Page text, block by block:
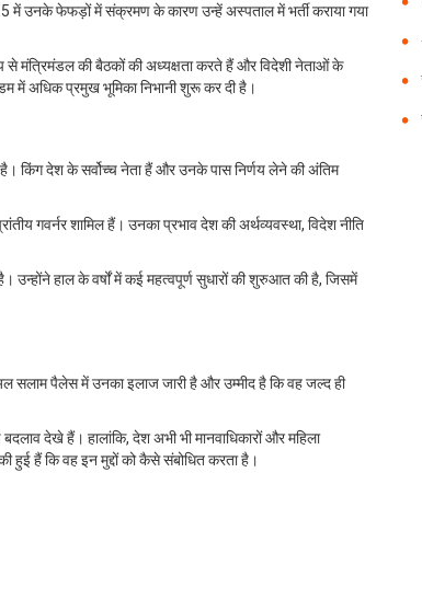
में उनके फेफड़ों में संक्रमण के कारण उन्हें अस्पताल में भर्ती कराया गया
से मंत्रिमंडल की बैठकों की अध्यक्षता करते हैं और विदेशी नेताओं के
में अधिक प्रमुख भूमिका निभानी शुरू कर दी है।
किंग देश के सर्वोच्च नेता हैं और उनके पास निर्णय लेने की अंतिम
गवर्नर शामिल हैं। उनका प्रभाव देश की अर्थव्यवस्था, विदेश नीति
उन्होंने हाल के वर्षों में कई महत्वपूर्ण सुधारों की शुरुआत की है, जिसमें
सलाम पैलेस में उनका इलाज जारी है और उम्मीद है कि वह जल्द ही
देखे हैं। हालांकि, देश अभी भी मानवाधिकारों और महिला
हुई हैं कि वह इन मुद्दों को कैसे संबोधित करता है।